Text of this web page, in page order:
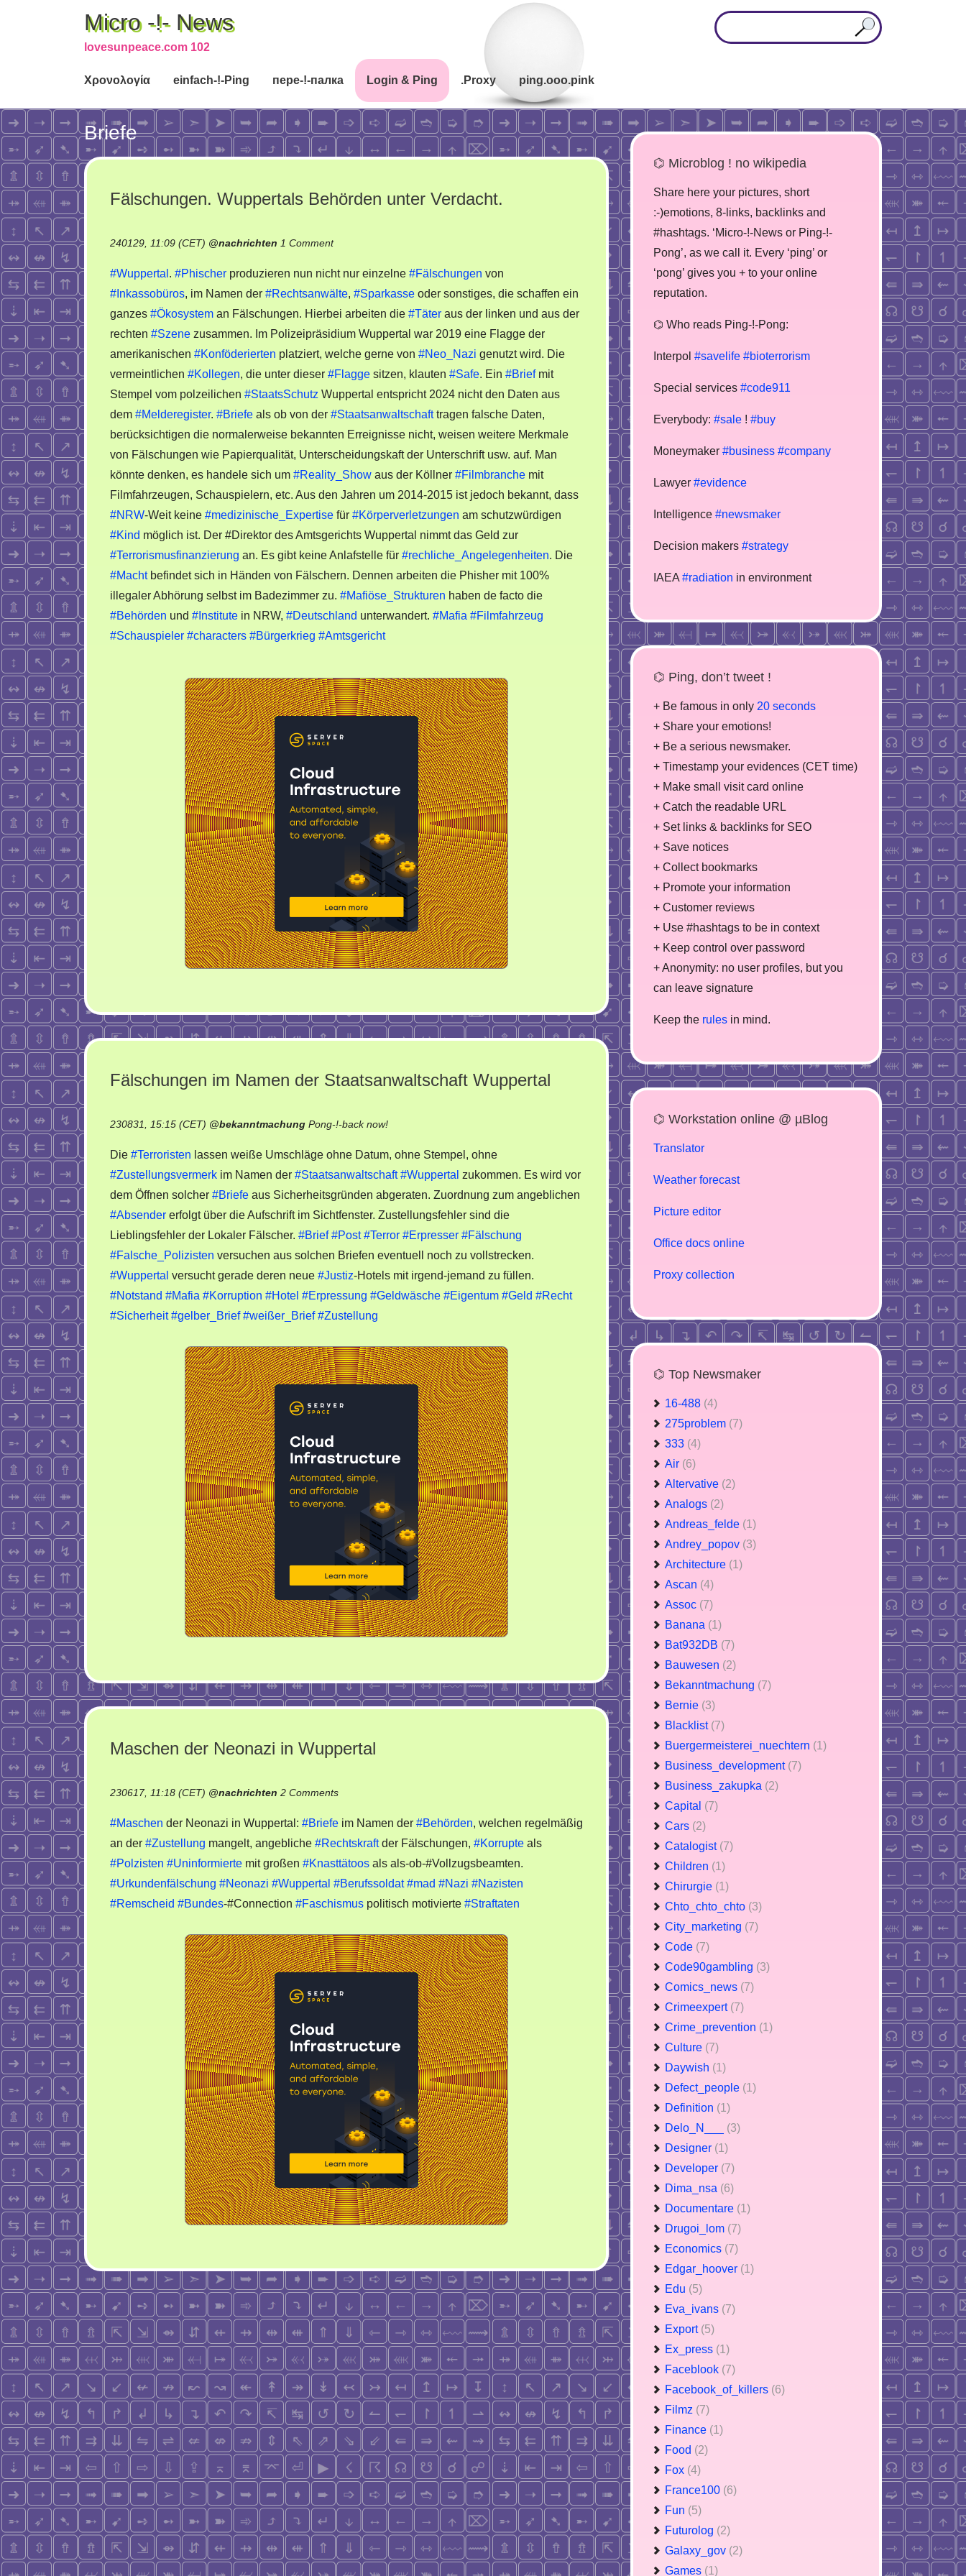
Micro -!- News
lovesunpeace.com 102
Χρονολογία einfach-!-Ping пере-!-палка Login & Ping .Proxy ping.ooo.pink
Briefe
Fälschungen. Wuppertals Behörden unter Verdacht.
240129, 11:09 (CET) @nachrichten 1 Commenton
Wuppertals
Behörden
unter
Verdacht.
#Wuppertal . #Phischer produzieren nun nicht nur einzelne #Fälschungen von
#Inkassobüros, im Namen der #Rechtsanwälte, #Sparkasse oder sonstiges, die schaffen ein
ganzes #Ökosystem an Fälschungen. Hierbei arbeiten die #Täter aus der linken und aus der
rechten #Szene zusammen. Im Polizeipräsidium Wuppertal war 2019 eine Flagge der
amerikanischen #Konföderierten platziert, welche gerne von #Neo_Nazi genutzt wird. Die
vermeintlichen #Kollegen, die unter dieser #Flagge sitzen, klauten #Safe. Ein #Briefmit
Stempel vom polzeilichen #StaatsSchutz Wuppertal entspricht 2024 nicht den Daten aus
dem #Melderegister. #Briefe als ob von der #Staatsanwaltschafttragen falsche Daten,
berücksichtigen die normalerweise bekannten Erreignisse nicht, weisen weitere Merkmale
von Fälschungen wie Papierqualität, Unterscheidungskaft der Unterschrift usw. auf. Man
könnte denken, es handele sich um #Reality_Show aus der Köllner #Filmbranche mit
Filmfahrzeugen, Schauspielern, etc. Aus den Jahren um 2014-2015 ist jedoch bekannt, dass
#NRW-Weit keine #medizinische_Expertise für #Körperverletzungen am schutzwürdigen
#Kind möglich ist. Der #Direktor des Amtsgerichts Wuppertal nimmt das Geld zur
#Terrorismusfinanzierung an. Es gibt keine Anlafstelle für #rechliche_Angelegenheiten. Die
#Machtbefindet sich in Händen von Fälschern. Dennen arbeiten die Phisher mit 100%
illegaler Abhörung selbst im Badezimmer zu. #Mafiöse_Strukturen haben de facto die
#Behörden und #Institute in NRW, #Deutschland unterwandert. #Mafia #Filmfahrzeug
#Schauspieler #characters #Bürgerkrieg #Amtsgericht
Fälschungen im Namen der Staatsanwaltschaft Wuppertal
230831, 15:15 (CET) @bekanntmachung Pong-!-back now!on
im
Namen
der
Staatsanwaltschaft
Wuppertal
Die #Terroristen lassen weiße Umschläge ohne Datum, ohne Stempel, ohne
#Zustellungsvermerk im Namen der #Staatsanwaltschaft #Wuppertal zukommen. Es wird vor
dem Öffnen solcher #Briefe aus Sicherheitsgründen abgeraten. Zuordnung zum angeblichen
#Absender erfolgt über die Aufschrift im Sichtfenster. Zustellungsfehler sind die
Lieblingsfehler der Lokaler Fälscher. #Brief #Post #Terror #Erpresser #Fälschung
#Falsche_Polizisten versuchen aus solchen Briefen eventuell noch zu vollstrecken.
#Wuppertal versucht gerade deren neue #Justiz-Hotels mit irgend-jemand zu füllen.
#Notstand #Mafia #Korruption #Hotel #Erpressung #Geldwäsche #Eigentum #Geld #Recht
#Sicherheit #gelber_Brief #weißer_Brief #Zustellung
Maschen der Neonazi in Wuppertal
230617, 11:18 (CET) @nachrichten 2 Commentson
der
Neonazi
in
Wuppertal
#Maschen der Neonazi in Wuppertal: #Briefe im Namen der #Behörden, welchen regelmäßig
an der #Zustellung mangelt, angebliche #Rechtskraftder Fälschungen, #Korrupte als
#Polzisten #Uninformierte mit großen #Knasttätoos als als-ob-#Vollzugsbeamten.
#Urkundenfälschung #Neonazi #Wuppertal #Berufssoldat #mad #Nazi #Nazisten
#Remscheid #Bundes-#Connection #Faschismus politisch motivierte #Straftaten
⌬ Microblog ! no wikipedia
Share here your pictures, short
:-)emotions, 8-links, backlinks and
#hashtags. ‘Micro-!-News or Ping-!-
Pong’, as we call it. Every ‘ping’ or
‘pong’ gives you + to your online
reputation.
⌬ Who reads Ping-!-Pong:
Interpol #savelife #bioterrorism
Special services #code911
Everybody: #sale ! #buy
Moneymaker #business #company
Lawyer #evidence
Intelligence #newsmaker
Decision makers #strategy
IAEA #radiation in environment
⌬ Ping, don’t tweet !
+ Be famous in only 20 seconds
+ Share your emotions!
+ Be a serious newsmaker.
+ Timestamp your evidences (CET time)
+ Make small visit card online
+ Catch the readable URL
+ Set links & backlinks for SEO
+ Save notices
+ Collect bookmarks
+ Promote your information
+ Customer reviews
+ Use #hashtags to be in context
+ Keep control over password
+ Anonymity: no user profiles, but you
can leave signature
Keep the rules in mind.
⌬ Workstation online @ µBlog
Translator
Weather forecast
Picture editor
Office docs online
Proxy collection
⌬ Top Newsmaker
16-488 (4)
275problem (7)
333 (4)
Air (6)
Altervative (2)
Analogs (2)
Andreas_felde (1)
Andrey_popov (3)
Architecture (1)
Ascan (4)
Assoc (7)
Banana (1)
Bat932DB (7)
Bauwesen (2)
Bekanntmachung (7)
Bernie (3)
Blacklist (7)
Buergermeisterei_nuechtern (1)
Business_development (7)
Business_zakupka (2)
Capital (7)
Cars (2)
Catalogist (7)
Children (1)
Chirurgie (1)
Chto_chto_chto (3)
City_marketing (7)
Code (7)
Code90gambling (3)
Comics_news (7)
Crimeexpert (7)
Crime_prevention (1)
Culture (7)
Daywish (1)
Defect_people (1)
Definition (1)
Delo_N___ (3)
Designer (1)
Developer (7)
Dima_nsa (6)
Documentare (1)
Drugoi_lom (7)
Economics (7)
Edgar_hoover (1)
Edu (5)
Eva_ivans (7)
Export (5)
Ex_press (1)
Faceblook (7)
Facebook_of_killers (6)
Filmz (7)
Finance (1)
Food (2)
Fox (4)
France100 (6)
Fun (5)
Futurolog (2)
Galaxy_gov (2)
Games (1)